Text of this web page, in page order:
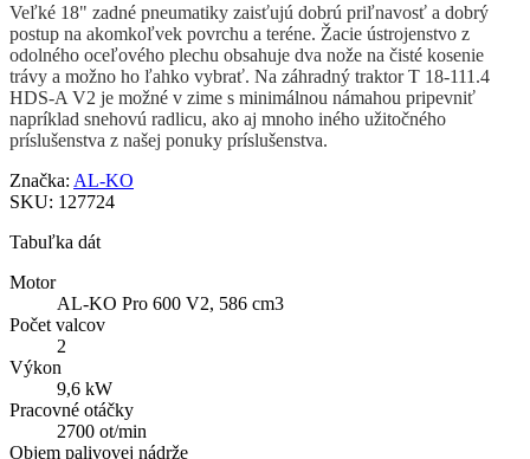
Veľké 18" zadné pneumatiky zaisťujú dobrú priľnavosť a dobrý
postup na akomkoľvek povrchu a teréne. Žacie ústrojenstvo z
odolného oceľového plechu obsahuje dva nože na čisté kosenie
trávy a možno ho ľahko vybrať. Na záhradný traktor T 18-111.4
HDS-A V2 je možné v zime s minimálnou námahou pripevniť
napríklad snehovú radlicu, ako aj mnoho iného užitočného
príslušenstva z našej ponuky príslušenstva.
Značka: AL-KO
SKU: 127724
Tabuľka dát
Motor
AL-KO Pro 600 V2, 586 cm3
Počet valcov
2
Výkon
9,6 kW
Pracovné otáčky
2700 ot/min
Objem palivovej nádrže